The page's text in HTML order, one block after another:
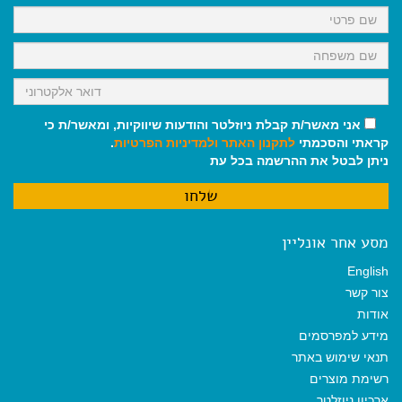
k
p
m
אני מאשר/ת קבלת ניוזלטר והודעות שיווקיות, ומאשר/ת כי
קראתי והסכמתי לתקנון האתר ולמדיניות הפרטיות.
ניתן לבטל את ההרשמה בכל עת
מסע אחר אונליין
English
צור קשר
אודות
מידע למפרסמים
תנאי שימוש באתר
רשימת מוצרים